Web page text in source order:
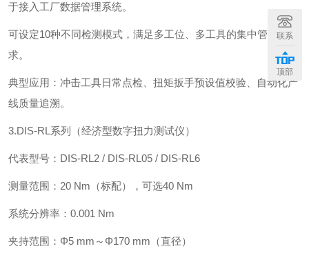
于接入工厂数据管理系统。
可设定10种不同检测模式，满足多工位、多工具的集中管理需
求。
‌典型应用‌：冲击工具日常点检、扭矩扳手预设值校验、自动化产
线质量追溯。
3.DIS-RL系列（经济型数字扭力测试仪）‌
‌代表型号‌：DIS-RL2 / DIS-RL05 / DIS-RL6
‌‌测量范围‌：20 Nm（标配），可选40 Nm
‌系统分辨率‌：0.001 Nm
‌夹持范围‌：Φ5 mm～Φ170 mm（直径）
联系
顶部